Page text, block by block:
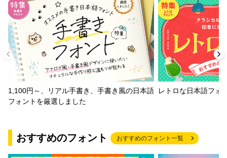
1,100円～、リアル手書き、手書き風の日本語
フォントを厳選しました
レトロな日本語フォ
おすすめのフォント おすすめのフォント一覧